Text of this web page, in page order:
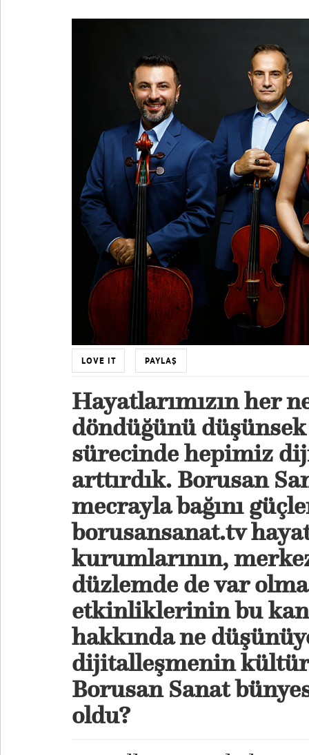
LOVE IT PAYLAŞ
Hayatlarımızın her
döndüğünü
sürecinde hepimiz
arttırdık. Borusan
mecrayla bağını
borusansanat.tv
kurumlarının,
düzlemde de var
etkinliklerinin bu
hakkında ne
dijitalleşmenin kültür
Borusan Sanat
oldu?